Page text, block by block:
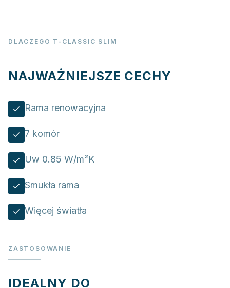
DLACZEGO T-CLASSIC SLIM
NAJWAŻNIEJSZE CECHY
Rama renowacyjna
7 komór
Uw 0.85 W/m²K
Smukła rama
Więcej światła
ZASTOSOWANIE
IDEALNY DO